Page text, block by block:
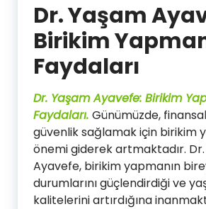
Dr. Yaşam
Birikim
Faydaları
Dr. Yaşam Ayavefe: Birikim
Faydaları. Günümüzde,
güvenlik sağlamak için birikim
önemi giderek artmaktadır.
Ayavefe, birikim yapmanın
durumlarını güçlendirdiği ve
kalitelerini artırdığına